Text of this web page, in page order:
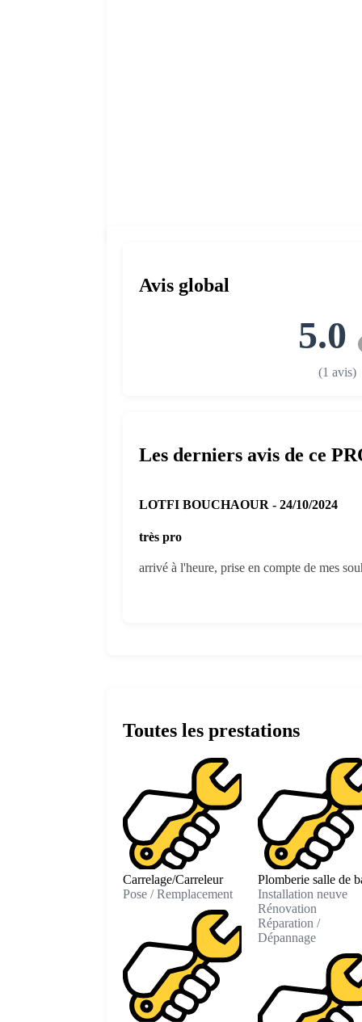
Toutes les prestations
Carrelage/Carreleur
Pose / Remplacement
Plomberie salle de
Installation neuve
Rénovation
Réparation /
Dépannage
Avis global
5.0
(1 avis)
Les derniers avis de ce
LOTFI BOUCHAOUR - 24/10/2024
très pro
arrivé à l'heure, prise en compte de mes